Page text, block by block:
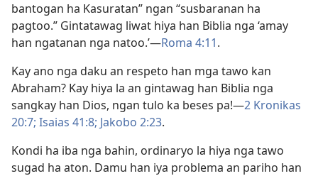
bantogan ha Kasuratan” ngan “susbaranan ha
pagtoo.” Gintatawag liwat hiya han Biblia nga ‘amay
han ngatanan nga natoo.’—Roma 4:11.
Kay ano nga daku an respeto han mga tawo kan
Abraham? Kay hiya la an gintawag han Biblia nga
sangkay han Dios, ngan tulo ka beses pa!—2 Kronikas
20:7; Isaias 41:8; Jakobo 2:23.
Kondi ha iba nga bahin, ordinaryo la hiya nga tawo
sugad ha aton. Damu han iya problema an pariho han